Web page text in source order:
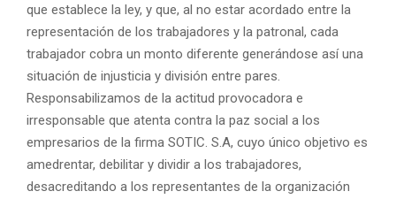
que establece la ley, y que, al no estar acordado entre la
representación de los trabajadores y la patronal, cada
trabajador cobra un monto diferente generándose así una
situación de injusticia y división entre pares.
Responsabilizamos de la actitud provocadora e
irresponsable que atenta contra la paz social a los
empresarios de la firma SOTIC. S.A, cuyo único objetivo es
amedrentar, debilitar y dividir a los trabajadores,
desacreditando a los representantes de la organización